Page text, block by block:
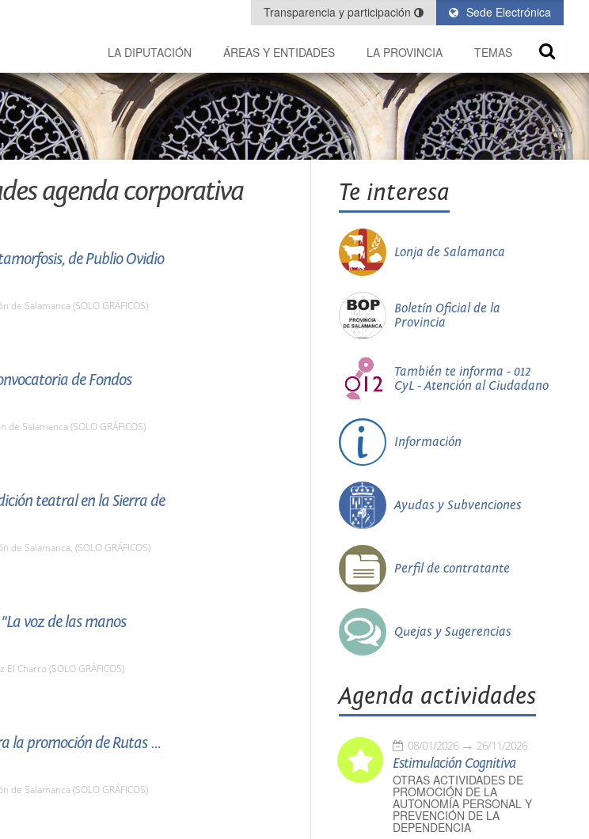
Sede Electrónica
Transparencia y participación
LA DIPUTACIÓN ÁREAS Y ENTIDADES LA PROVINCIA TEMAS
agenda corporativa
de Publio Ovidio
de Salamanca (SOLO GRÁFICOS)
de Fondos
Salamanca (SOLO GRÁFICOS)
teatral en la Sierra de
de Salamanca. (SOLO GRÁFICOS)
voz de las manos
Charro (SOLO GRÁFICOS)
la promoción de Rutas del
de Salamanca (SOLO GRÁFICOS)
Te interesa
Lonja de Salamanca
Boletín Oficial de la
Provincia
También te informa - 012
CyL - Atención al Ciudadano
Información
Ayudas y Subvenciones
Perfil de contratante
Quejas y Sugerencias
Agenda actividades
08/01/2026 26/11/2026
Estimulación Cognitiva
OTRAS ACTIVIDADES DE
PROMOCIÓN DE LA
AUTONOMÍA PERSONAL Y
PREVENCIÓN DE LA
DEPENDENCIA